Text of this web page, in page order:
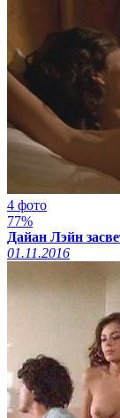
4 фото
77%
Дайан Лэйн
01.11.2016